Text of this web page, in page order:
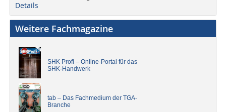
Details
Weitere Fachmagazine
SHK Profi – Online-Portal für das
SHK-Handwerk
tab – Das Fachmedium der TGA-
Branche